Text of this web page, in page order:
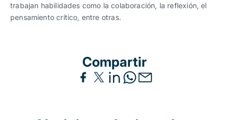
trabajan habilidades como la colaboración, la reflexión, el
pensamiento crítico, entre otras.
Compartir